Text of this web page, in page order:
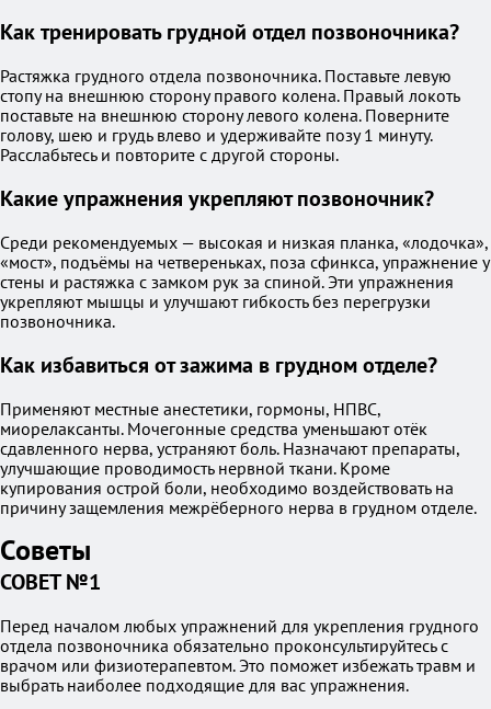
Как тренировать грудной отдел позвоночника?
Растяжка грудного отдела позвоночника. Поставьте левую
стопу на внешнюю сторону правого колена. Правый локоть
поставьте на внешнюю сторону левого колена. Поверните
голову, шею и грудь влево и удерживайте позу 1 минуту.
Расслабьтесь и повторите с другой стороны.
Какие упражнения укрепляют позвоночник?
Среди рекомендуемых — высокая и низкая планка, «лодочка»,
«мост», подъёмы на четвереньках, поза сфинкса, упражнение у
стены и растяжка с замком рук за спиной. Эти упражнения
укрепляют мышцы и улучшают гибкость без перегрузки
позвоночника.
Как избавиться от зажима в грудном отделе?
Применяют местные анестетики, гормоны, НПВС,
миорелаксанты. Мочегонные средства уменьшают отёк
сдавленного нерва, устраняют боль. Назначают препараты,
улучшающие проводимость нервной ткани. Кроме
купирования острой боли, необходимо воздействовать на
причину защемления межрёберного нерва в грудном отделе.
Советы
СОВЕТ №1
Перед началом любых упражнений для укрепления грудного
отдела позвоночника обязательно проконсультируйтесь с
врачом или физиотерапевтом. Это поможет избежать травм и
выбрать наиболее подходящие для вас упражнения.